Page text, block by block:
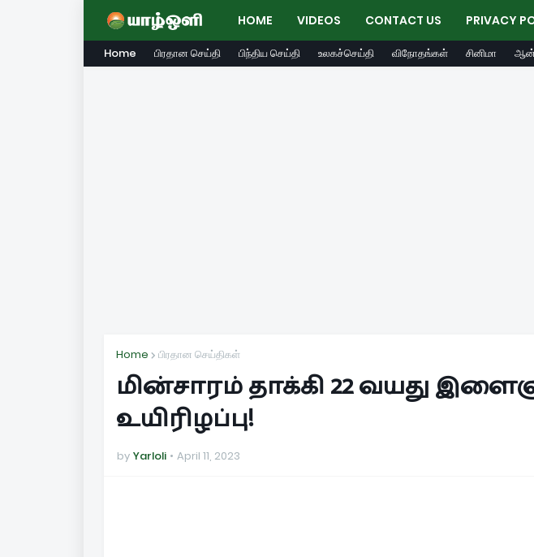
HOME VIDEOS CONTACT US PRIVACY
Home பிரதான செய்தி பிந்திய செய்தி உலகச்செய்தி விநோதங்கள் சினிமா
Home பிரதான செய்திகள்
மின்சாரம் தாக்கி 22 வயது
உயிரிழப்பு!
by Yarloli April 11, 2023